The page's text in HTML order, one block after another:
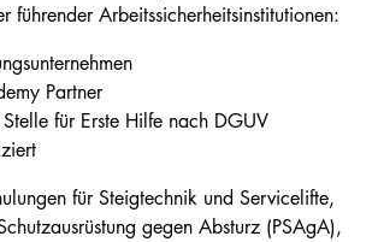
führender Arbeitssicherheitsinstitutionen:
Partner
für Erste Hilfe nach DGUV
für Steigtechnik und Servicelifte,
gegen Absturz (PSAgA),